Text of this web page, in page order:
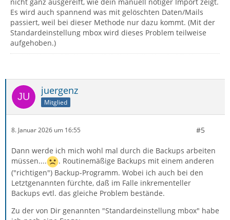
Es wird auch spannend was mit gelöschten Daten/Mails
passiert, weil bei dieser Methode nur dazu kommt. (Mit der
Standardeinstellung mbox wird dieses Problem teilweise
aufgehoben.)
juergenz
Mitglied
8. Januar 2026 um 16:55 #5
Dann werde ich mich wohl mal durch die Backups arbeiten
müssen....
. Routinemäßige Backups mit einem anderen
("richtigen") Backup-Programm. Wobei ich auch bei den
Letztgenannten fürchte, daß im Falle inkrementeller
Backups evtl. das gleiche Problem bestände.
Zu der von Dir genannten "Standardeinstellung mbox" habe